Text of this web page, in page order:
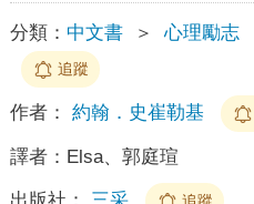
分類： 中文書 ＞ 心理勵志
追蹤
作者： 約翰．史崔勒基
譯者： Elsa、郭庭瑄
出版社： 三采 追蹤